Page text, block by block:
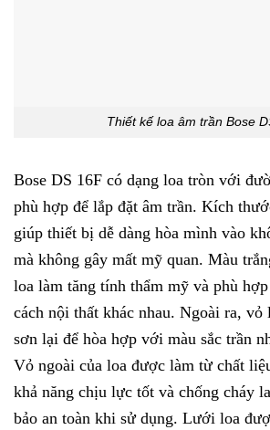
Thiết kế loa âm trần Bose
Bose DS 16F có dạng loa tròn với
phù hợp để lắp đặt âm trần. Kích
giúp thiết bị dễ dàng hòa mình vào
mà không gây mất mỹ quan. Màu
loa làm tăng tính thẩm mỹ và phù
cách nội thất khác nhau. Ngoài ra, vỏ
sơn lại để hòa hợp với màu sắc trần
Vỏ ngoài của loa được làm từ chất
khả năng chịu lực tốt và chống cháy
bảo an toàn khi sử dụng. Lưới loa